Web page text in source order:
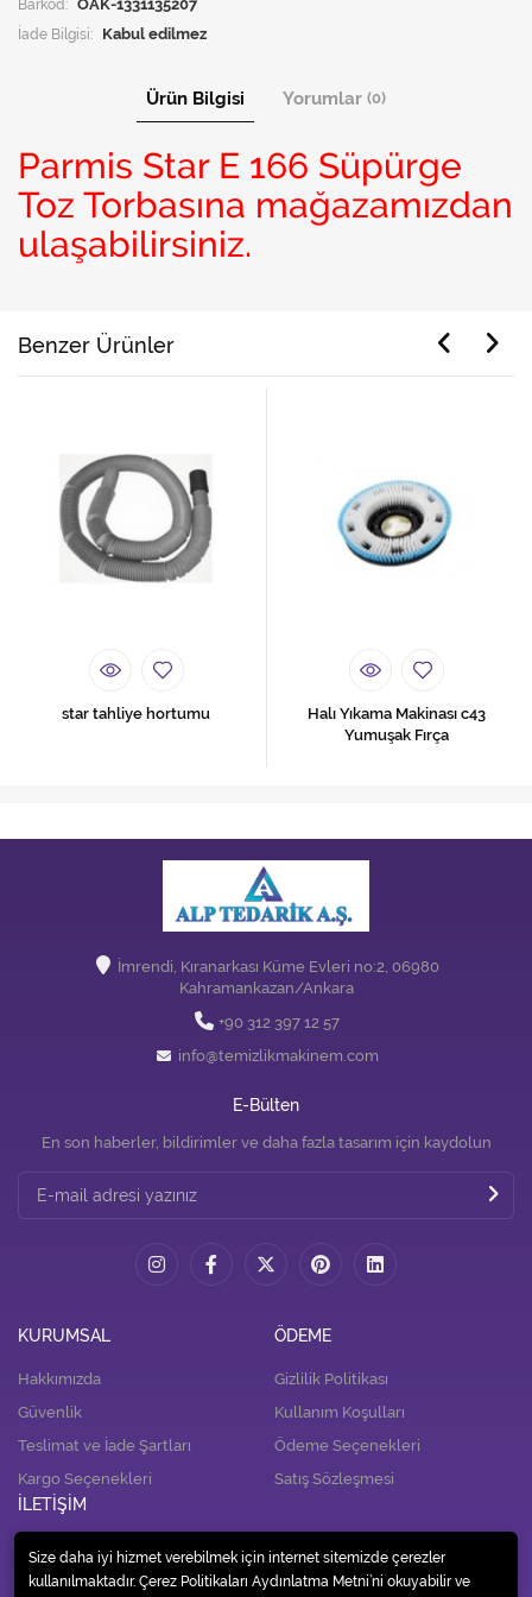
Barkod: OAK-1331135207
İade Bilgisi:
Ürün Bilgisi Yorumlar (0)
Parmis Star E 166 Süpürge
Toz Torbasına mağazamızdan
ulaşabilirsiniz.
Benzer Ürünler
star tahliye hortumu
Halı Yıkama Makinası c43
Yumuşak Fırça
İmrendi, Kıranarkası Küme Evleri no:2, 06980
Kahramankazan/Ankara
+90 312 397 12 57
info@temizlikmakinem.com
E-Bülten
En son haberler, bildirimler ve daha fazla tasarım için kaydolun
KURUMSAL
Hakkımızda
Güvenlik
Teslimat ve İade Şartları
Kargo Seçenekleri
ÖDEME
Gizlilik Politikası
Kullanım Koşulları
Ödeme Seçenekleri
Satış Sözleşmesi
İLETİŞİM
İletişim
Size daha iyi hizmet verebilmek için internet sitemizde çerezler
kullanılmaktadır. Çerez Politikaları Aydınlatma Metni’ni okuyabilir ve